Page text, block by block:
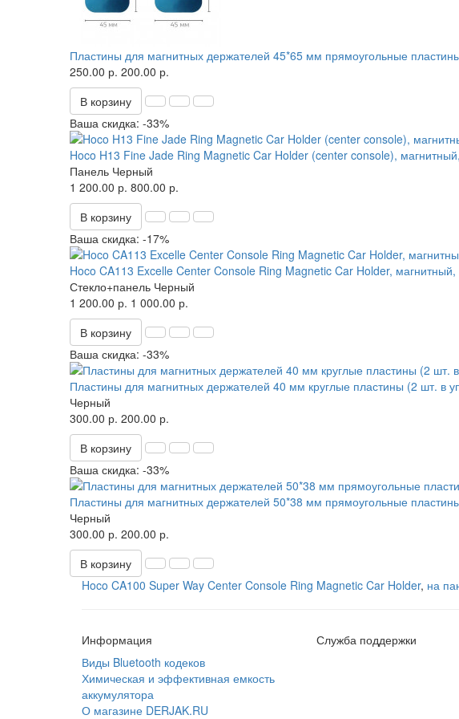
Пластины для магнитных держателей 45*65 мм прямоугольные
250.00 р. 200.00 р.
В корзину
Ваша скидка: -33%
Hoco H13 Fine Jade Ring Magnetic Car Holder (center console),
Панель Черный
1 200.00 р. 800.00 р.
В корзину
Ваша скидка: -17%
Hoco CA113 Excelle Center Console Ring Magnetic Car Holder,
Стекло+панель Черный
1 200.00 р. 1 000.00 р.
В корзину
Ваша скидка: -33%
Пластины для магнитных держателей 40 мм круглые пластины (2 шт. в
Черный
300.00 р. 200.00 р.
В корзину
Ваша скидка: -33%
Пластины для магнитных держателей 50*38 мм прямоугольные
Черный
300.00 р. 200.00 р.
В корзину
Hoco CA100 Super Way Center Console Ring Magnetic Car Holder, на
Информация
Виды Bluetooth кодеков
Химическая и эффективная емкость
аккумулятора
О магазине DERJAK.RU
Служба поддержки